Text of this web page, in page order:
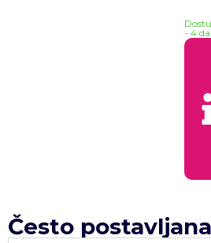
- 4
Često